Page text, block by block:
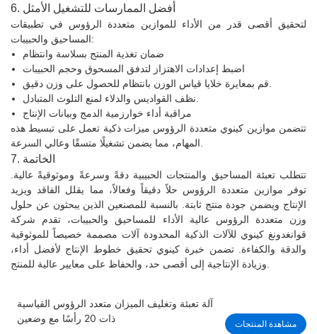
6. أفضل الممارسات للتشغيل الأمثل
لتحقيق أقصى قدر من الأداء للموازين متعددة الرؤوس في تطبيقات
المساحيق والحبيبات:
ضمان تغذية المنتج بسلاسة وانتظام
اضبط إعدادات الاهتزاز لتدفق المسحوق وحجم الحبيبات
قم بمعايرة خلايا قياس الوزن بانتظام للحصول على وزن دقيق.
نظف القواديس والدلاء لمنع التلوث المتبادل.
مراقبة أداء خوارزمية الدمج وبيانات الإنتاج
تتضمن موازين كينوي متعددة الرؤوس ميزات ذكية تعمل على تبسيط هذه
المهام، مما يضمن تشغيلًا متسقًا وعالي السرعة.
7. الخاتمة
تتطلب تعبئة المساحيق والمنتجات الحبيبية دقةً وسرعةً وموثوقيةً عالية.
توفر موازين متعددة الرؤوس حلاً دقيقاً وفعالاً، مما يقلل الفاقد ويزيد
الإنتاج ويضمن جودة منتج ثابتة. بالنسبة للمصنعين الذين يبحثون عن حلول
وزن متعددة الرؤوس عالية الأداء للمساحيق والحبيبات، تقدم شركة
قوانغدونغ كينوي للآلات الذكية المحدودة آلات مصممة خصيصاً للموثوقية
والدقة والكفاءة. تضمن خبرة كينوي تحقيق خطوط الإنتاج لأفضل أداء،
وزيادة الإنتاجية إلى أقصى حد، والحفاظ على معايير عالية للمنتج.
آلة تعبئة وتغليف الميزان متعدد الرؤوس القياسية
ذات 20 رأسًا مع وضعين
مشاهدة المنتجات